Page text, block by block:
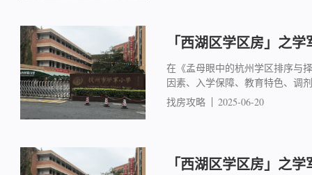
「西湖区学区房」之
在《孟母眼中的杭州学区排序与
因素、入学保障、教育特色、调
找房攻略
2025-06-20
「西湖区学区房」之